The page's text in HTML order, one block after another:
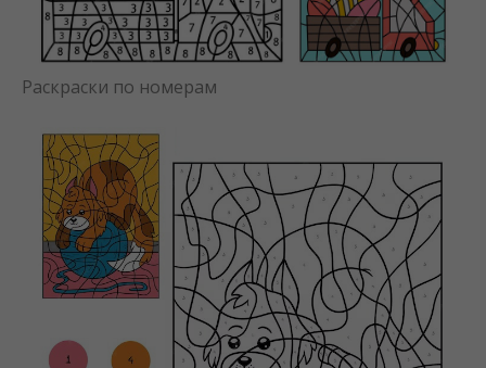
Раскраски по номерам